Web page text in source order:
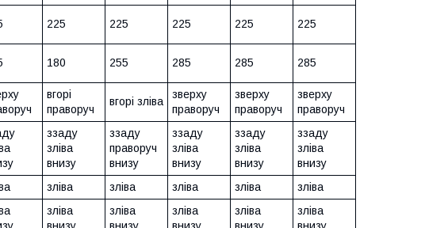
225 225 225 225 225
180 255 285 285 285
вгорі
праворуч
вгорі зліва
зверху
праворуч
зверху
праворуч
зверху
праворуч
ззаду
зліва
внизу
ззаду
праворуч
внизу
ззаду
зліва
внизу
ззаду
зліва
внизу
ззаду
зліва
внизу
зліва зліва зліва зліва зліва
зліва
зліва
зліва
зліва
зліва